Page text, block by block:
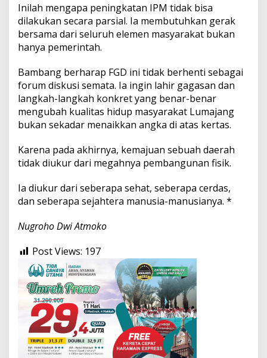
Inilah mengapa peningkatan IPM tidak bisa
dilakukan secara parsial. Ia membutuhkan gerak
bersama dari seluruh elemen masyarakat bukan
hanya pemerintah.
Bambang berharap FGD ini tidak berhenti sebagai
forum diskusi semata. Ia ingin lahir gagasan dan
langkah-langkah konkret yang benar-benar
mengubah kualitas hidup masyarakat Lumajang
bukan sekadar menaikkan angka di atas kertas.
Karena pada akhirnya, kemajuan sebuah daerah
tidak diukur dari megahnya pembangunan fisik.
Ia diukur dari seberapa sehat, seberapa cerdas,
dan seberapa sejahtera manusia-manusianya. *
Nugroho Dwi Atmoko
Post Views: 197